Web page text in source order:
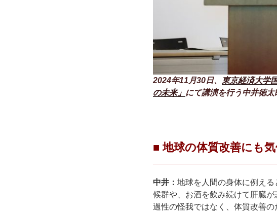
2024年11月30日、
東京経済大学
の未来」 にて講演を行う中井徳太
■ 地球の体質改善にも
中井： 地球を人間の身体に例え
候群や、お酒を飲み続けて肝臓
過性の怪我ではなく、体質改善